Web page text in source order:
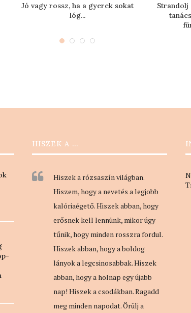
Jó vagy rossz, ha a gyerek sokat
lóg...
Strandolj
HISZEK A …
Hiszek a rózsaszín világban.
Hiszem, hogy a nevetés a legjobb
kalóriaégető. Hiszek abban, hogy
erősnek kell lennünk, mikor úgy
tűnik, hogy minden rosszra fordul.
Hiszek abban, hogy a boldog
lányok a legcsinosabbak. Hiszek
abban, hogy a holnap egy újabb
nap! Hiszek a csodákban. Ragadd
meg minden napodat. Örülj a